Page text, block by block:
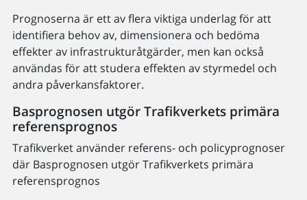
Prognoserna är ett av flera viktiga underlag för att
identifiera behov av, dimensionera och bedöma
effekter av infrastrukturåtgärder, men kan också
användas för att studera effekten av styrmedel och
andra påverkansfaktorer.
Basprognosen utgör Trafikverkets primära
referensprognos
Trafikverket använder referens- och policyprognoser
där Basprognosen utgör Trafikverkets primära
referensprognos